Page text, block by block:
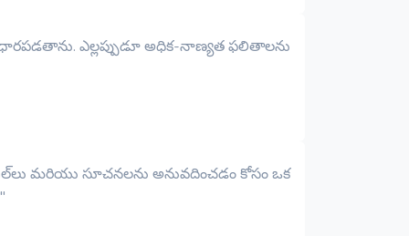
ఎల్లప్పుడూ అధిక-నాణ్యత ఫలితాలను
మరియు సూచనలను అనువదించడం కోసం ఒక